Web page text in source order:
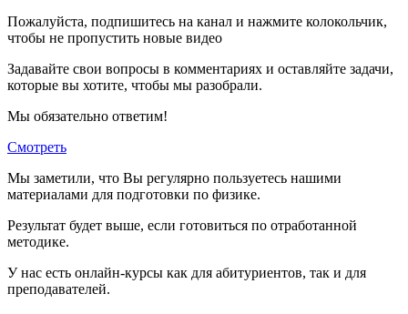
Пожалуйста, подпишитесь на канал и нажмите колокольчик,
чтобы не пропустить новые видео
Задавайте свои вопросы в комментариях и оставляйте задачи,
которые вы хотите, чтобы мы разобрали.
Мы обязательно ответим!
Смотреть
Мы заметили, что Вы регулярно пользуетесь нашими
материалами для подготовки по физике.
Результат будет выше, если готовиться по отработанной
методике.
У нас есть онлайн-курсы как для абитуриентов, так и для
преподавателей.